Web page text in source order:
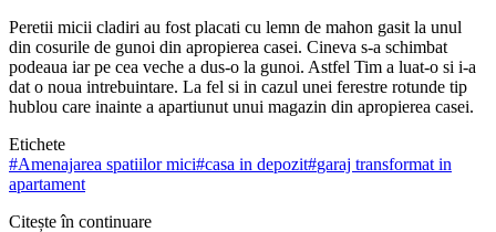
Peretii micii cladiri au fost placati cu lemn de mahon gasit la unul
din cosurile de gunoi din apropierea casei. Cineva s-a schimbat
podeaua iar pe cea veche a dus-o la gunoi. Astfel Tim a luat-o si i-a
dat o noua intrebuintare. La fel si in cazul unei ferestre rotunde tip
hublou care inainte a apartiunut unui magazin din apropierea casei.
Etichete
#Amenajarea spatiilor mici#casa in depozit#garaj transformat in
apartament
Citește în continuare